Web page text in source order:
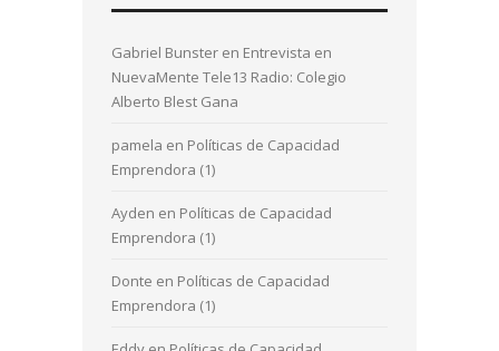
Gabriel Bunster en Entrevista en
NuevaMente Tele13 Radio: Colegio
Alberto Blest Gana
pamela en Políticas de Capacidad
Emprendora (1)
Ayden en Políticas de Capacidad
Emprendora (1)
Donte en Políticas de Capacidad
Emprendora (1)